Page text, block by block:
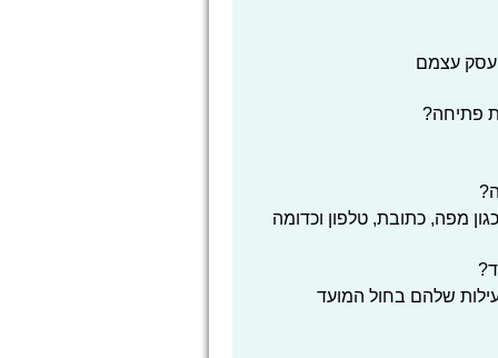
עצמם
פתיחה?
מפה, כתובת, טלפון וכדומה
שלהם בחול המועד